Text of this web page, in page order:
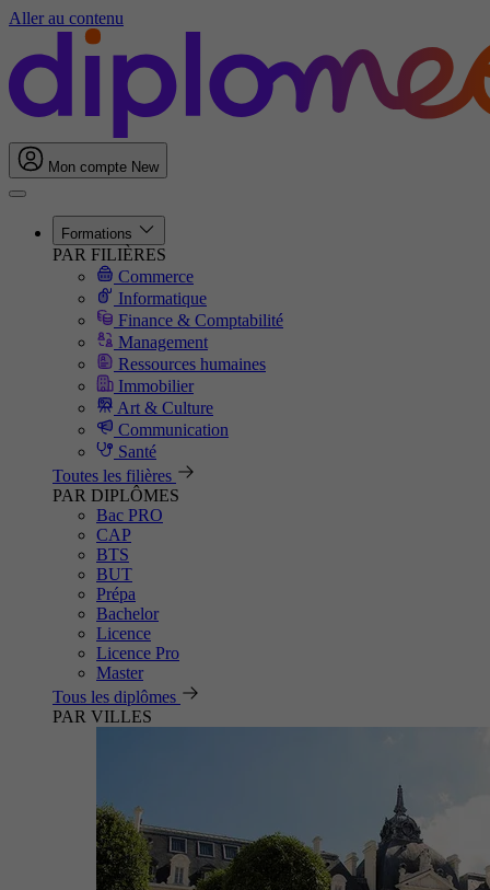
Aller au contenu
Mon compte New
Formations
PAR FILIÈRES
Commerce
Informatique
Finance & Comptabilité
Management
Ressources humaines
Immobilier
Art & Culture
Communication
Santé
Toutes les filières
PAR DIPLÔMES
Bac PRO
CAP
BTS
BUT
Prépa
Bachelor
Licence
Licence Pro
Master
Tous les diplômes
PAR VILLES